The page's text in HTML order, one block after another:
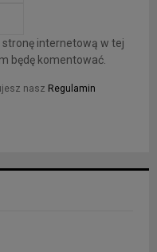
internetową w tej
będę komentować.
nasz Regulamin